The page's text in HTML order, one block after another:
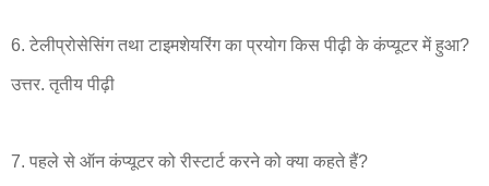
6. टेलीप्रोसेसिंग तथा टाइमशेयरिंग का प्रयोग किस पीढ़ी के कंप्यूटर में हुआ?
उत्तर. तृतीय पीढ़ी
7. पहले से ऑन कंप्यूटर को रीस्टार्ट करने को क्या कहते हैं?